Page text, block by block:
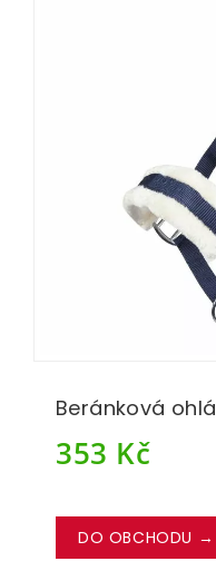
Beránková
353 Kč
DO OBCHODU →